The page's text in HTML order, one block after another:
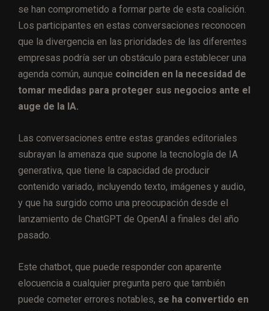
se han comprometido a formar parte de esta coalición.
Los participantes en estas conversaciones reconocen
que la divergencia en las prioridades de las diferentes
empresas podría ser un obstáculo para establecer una
agenda común, aunque coinciden en la necesidad de
tomar medidas para proteger sus negocios ante el
auge de la IA.
Las conversaciones entre estas grandes editoriales
subrayan la amenaza que supone la tecnología de IA
generativa, que tiene la capacidad de producir
contenido variado, incluyendo texto, imágenes y audio,
y que ha surgido como una preocupación desde el
lanzamiento de ChatGPT de OpenAI a finales del año
pasado.
Este chatbot, que puede responder con aparente
elocuencia a cualquier pregunta pero que también
puede cometer errores notables, se ha convertido en